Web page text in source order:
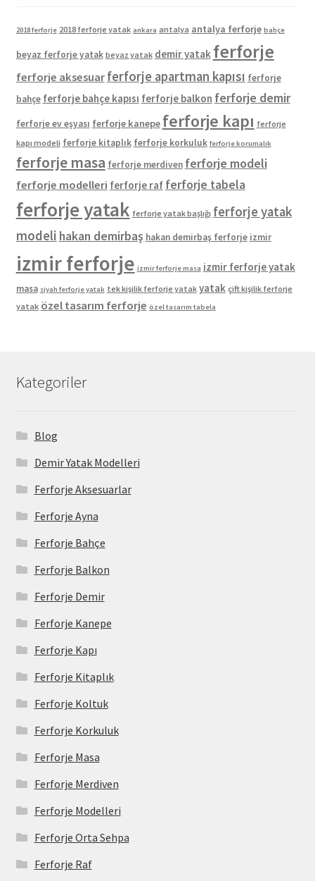
2018 ferforje 2018 ferforje yatak ankara antalya antalya ferforje bahçe
beyaz ferforje yatak beyaz yatak demir yatak ferforje
ferforje aksesuar ferforje apartman kapısı ferforje
bahçe ferforje bahçe kapısı ferforje balkon ferforje demir
ferforje ev eşyası ferforje kanepe ferforje kapı ferforje
kapı modeli ferforje kitaplık ferforje korkuluk ferforje korumalık
ferforje masa ferforje merdiven ferforje modeli
ferforje modelleri ferforje raf ferforje tabela
ferforje yatak ferforje yatak başlığı ferforje yatak
modeli hakan demirbaş hakan demirbaş ferforje izmir
izmir ferforje izmir ferforje masa izmir ferforje yatak
masa siyah ferforje yatak tek kişilik ferforje yatak yatak çift kişilik ferforje
yatak özel tasarım ferforje özel tasarım tabela
Kategoriler
Blog
Demir Yatak Modelleri
Ferforje Aksesuarlar
Ferforje Ayna
Ferforje Bahçe
Ferforje Balkon
Ferforje Demir
Ferforje Kanepe
Ferforje Kapı
Ferforje Kitaplık
Ferforje Koltuk
Ferforje Korkuluk
Ferforje Masa
Ferforje Merdiven
Ferforje Modelleri
Ferforje Orta Sehpa
Ferforje Raf